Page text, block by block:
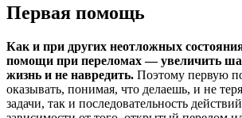
Первая помощь
Как и при других неотложных
помощи при переломах — увеличить
жизнь и не навредить. Поэтому первую
оказывать, понимая, что делаешь, и не
задачи, так и последовательность